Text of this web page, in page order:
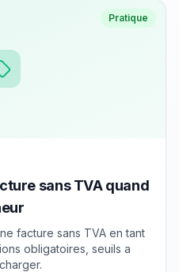
Pratique
sans TVA quand
facture sans TVA en tant
obligatoires, seuils a